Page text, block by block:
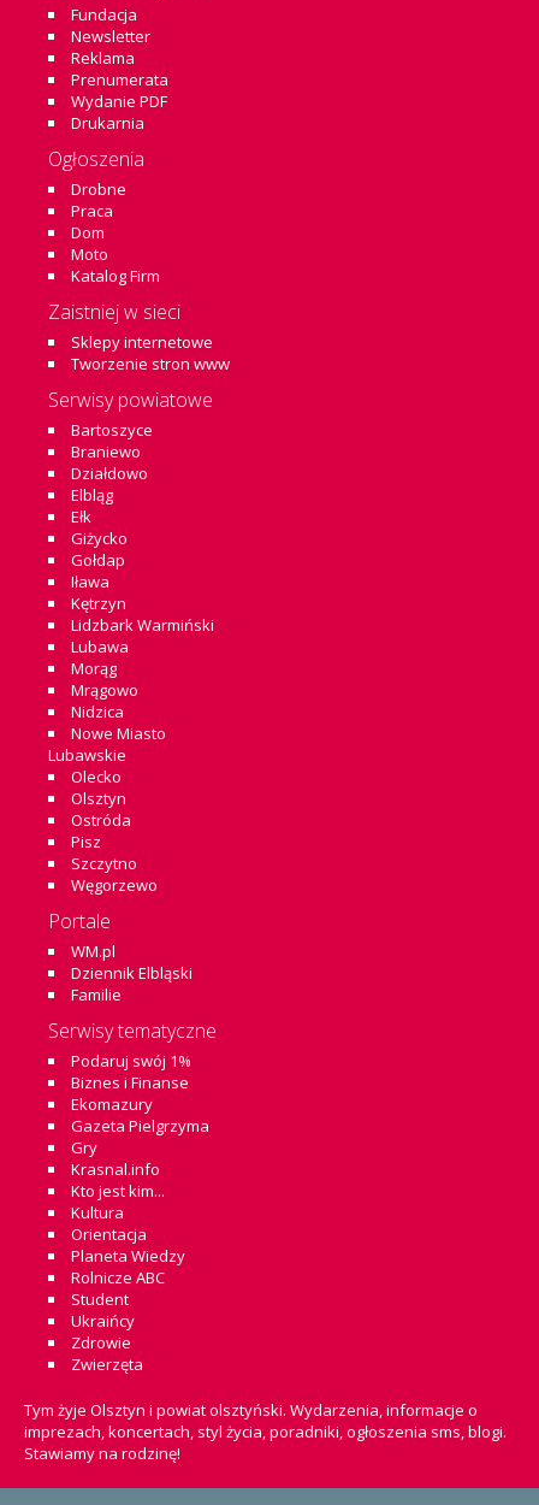
Fundacja
Newsletter
Reklama
Prenumerata
Wydanie PDF
Drukarnia
Ogłoszenia
Drobne
Praca
Dom
Moto
Katalog Firm
Zaistniej w sieci
Sklepy internetowe
Tworzenie stron www
Serwisy powiatowe
Bartoszyce
Braniewo
Działdowo
Elbląg
Ełk
Giżycko
Gołdap
Iława
Kętrzyn
Lidzbark Warmiński
Lubawa
Morąg
Mrągowo
Nidzica
Nowe Miasto
Lubawskie
Olecko
Olsztyn
Ostróda
Pisz
Szczytno
Węgorzewo
Portale
WM.pl
Dziennik Elbląski
Familie
Serwisy tematyczne
Podaruj swój 1%
Biznes i Finanse
Ekomazury
Gazeta Pielgrzyma
Gry
Krasnal.info
Kto jest kim...
Kultura
Orientacja
Planeta Wiedzy
Rolnicze ABC
Student
Ukraińcy
Zdrowie
Zwierzęta
Tym żyje Olsztyn i powiat olsztyński. Wydarzenia, informacje o
imprezach, koncertach, styl życia, poradniki, ogłoszenia sms, blogi.
Stawiamy na rodzinę!